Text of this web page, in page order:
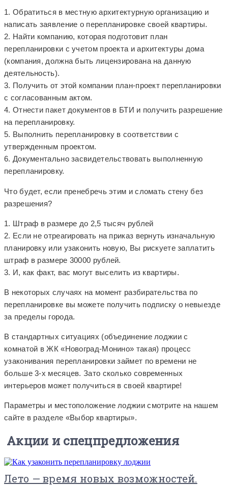
1. Обратиться в местную архитектурную организацию и
написать заявление о перепланировке своей квартиры.
2. Найти компанию, которая подготовит план
перепланировки с учетом проекта и архитектуры дома
(компания, должна быть лицензирована на данную
деятельность).
3. Получить от этой компании план-проект перепланировки
с согласованным актом.
4. Отнести пакет документов в БТИ и получить разрешение
на перепланировку.
5. Выполнить перепланировку в соответствии с
утвержденным проектом.
6. Документально засвидетельствовать выполненную
перепланировку.
Что будет, если пренебречь этим и сломать стену без
разрешения?
1. Штраф в размере до 2,5 тысяч рублей
2. Если не отреагировать на приказ вернуть изначальную
планировку или узаконить новую, Вы рискуете заплатить
штраф в размере 30000 рублей.
3. И, как факт, вас могут выселить из квартиры.
В некоторых случаях на момент разбирательства по
перепланировке вы можете получить подписку о невыезде
за пределы города.
В стандартных ситуациях (объединение лоджии с
комнатой в ЖК «Новоград-Монино» такая) процесс
узаконивания перепланировки займет по времени не
больше 3-х месяцев. Зато сколько современных
интерьеров может получиться в своей квартире!
Параметры и местоположение лоджии смотрите на нашем
сайте в разделе «Выбор квартиры».
Акции и спецпредложения
Лето — время новых возможностей.